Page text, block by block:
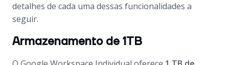
detalhes de cada uma dessas funcionalidades a
seguir.
Armazenamento de 1TB